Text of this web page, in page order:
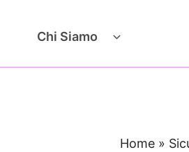
Chi Siamo
Home »